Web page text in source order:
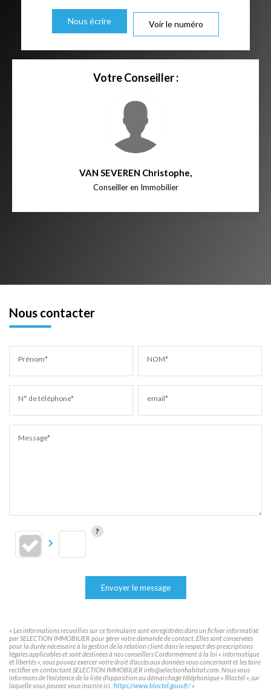
Nous écrire Voir le numéro
Votre Conseiller :
VAN SEVEREN Christophe,
Conseiller en Immobilier
Nous contacter
Prénom* NOM*
N° de téléphone* email*
Message*
Envoyer le message
« Les informations recueillies sur ce formulaire sont enregistrées dans un fichier informatisé
par SELECTION IMMOBILIER pour gérer votre demande de contact. Elles sont conservées
pour la durée nécessaire à la gestion de la relation client dans le respect des prescriptions
légales applicables et sont destinées à nos conseillers Conformément à la loi « informatique
et libertés », vous pouvez exercer votre droit d'accès aux données vous concernant et les faire
rectifier en contactant SELECTION IMMOBILIER info@selectionhabitat.com. Nous vous
informons de l'existence de la liste d'opposition au démarchage téléphonique « Bloctel », sur
laquelle vous pouvez vous inscrire ici :https://www.bloctel.gouv.fr/»